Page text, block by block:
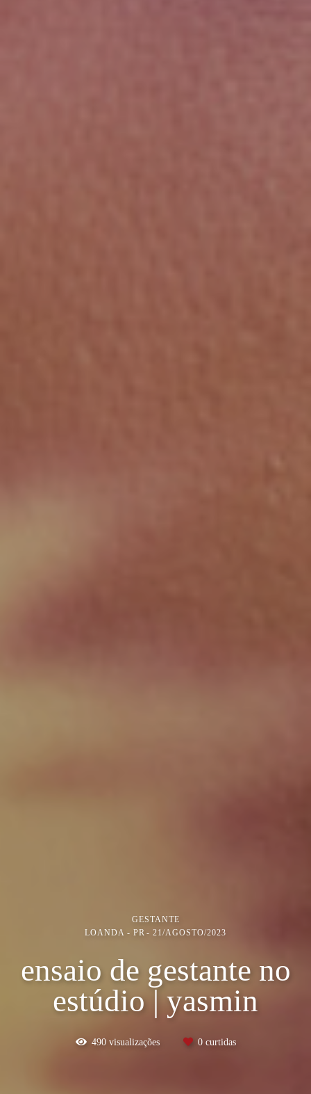
GESTANTE
LOANDA - PR
21/AGOSTO/2023
ensaio de gestante no
estúdio | yasmin
490visualizações 0curtidas